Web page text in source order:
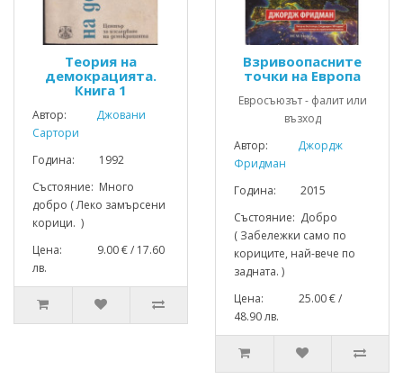
Теория на
демокрацията.
Книга 1
Автор:
Джовани
Сартори
Година: 1992
Състояние: Много
добро ( Леко замърсени
корици. )
Цена: 9.00 € / 17.60
лв.
Взривоопасните
точки на Европа
Евросъюзът - фалит или
възход
Автор:
Джордж
Фридман
Година: 2015
Състояние: Добро
( Забележки само по
кориците, най-вече по
задната. )
Цена: 25.00 € /
48.90 лв.